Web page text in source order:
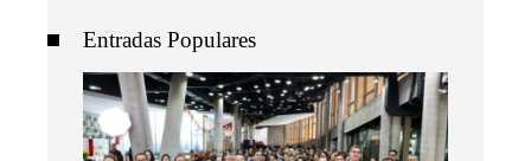
Entradas Populares